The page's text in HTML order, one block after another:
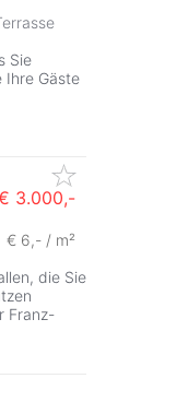
Sie
Ihre Gäste
3.000,-
€ 6,- / m²
die Sie
Franz-